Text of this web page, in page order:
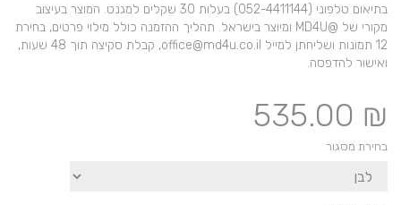
בתיאום טלפוני (052-4411144) בעלות 30 שקלים למגנט. המוצר בעיצוב
מקורי של @MD4U ומיוצר בישראל. תהליך ההזמנה כולל מילוי פרטים, בחירת
12 תמונות ושליחתן למייל office@md4u.co.il, קבלת סקיצה תוך 48 שעות,
ואישור להדפסה.
535.00 ₪
בחירת מסגור